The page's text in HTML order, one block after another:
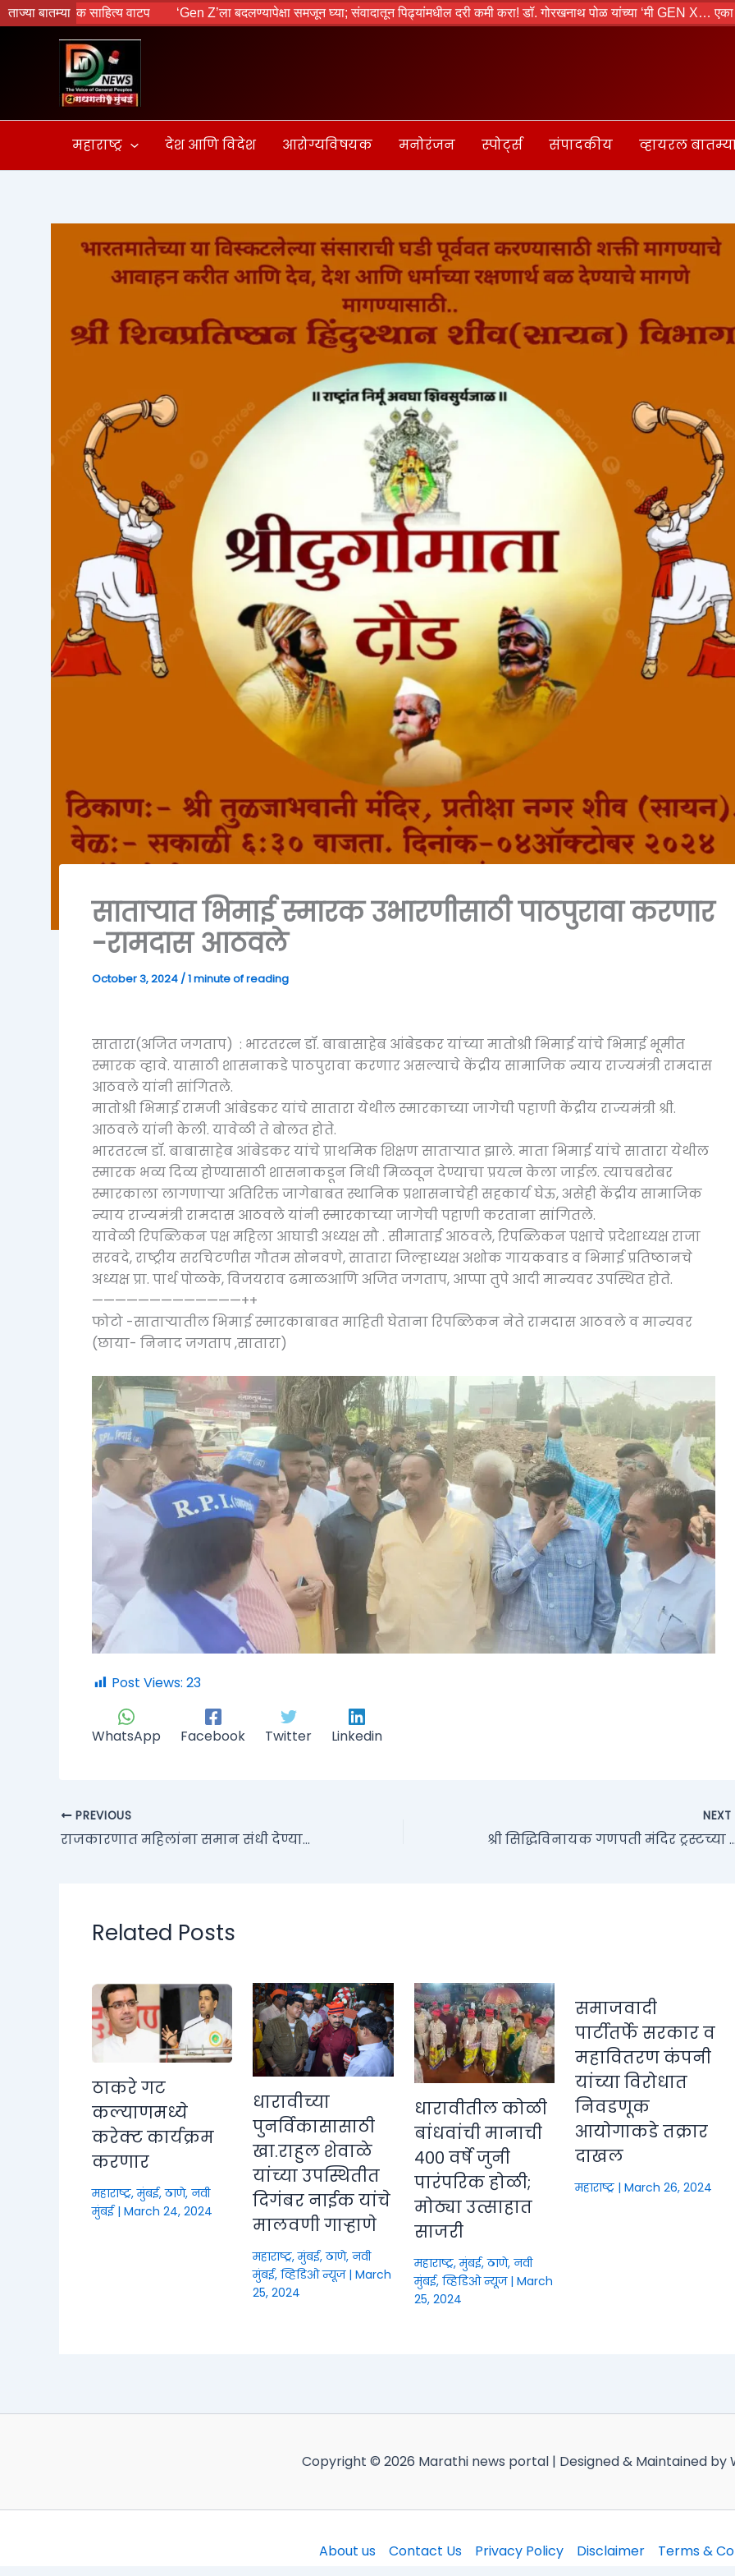
ताज्या बातम्या
साहित्य वाटप ‘Gen Z’ला बदलण्यापेक्षा समजून घ्या; संवादातून पिढ्यांमधील दरी कमी करा! डॉ. गोरखनाथ पोळ यांच्या ‘मी GEN X… एका Gen Z चा
Skip
to
महाराष्ट्र देश आणि विदेश आरोग्यविषयक मनोरंजन स्पोर्ट्स संपादकीय व्हायरल
साताऱ्यात भिमाई स्मारक उभारणीसाठी पाठपुरावा करणार
-रामदास आठवले
October 3, 2024 /1 minute of reading
सातारा(अजित जगताप) : भारतरत्न डॉ. बाबासाहेब आंबेडकर यांच्या मातोश्री भिमाई यांचे भिमाई भूमीत
स्मारक व्हावे. यासाठी शासनाकडे पाठपुरावा करणार असल्याचे केंद्रीय सामाजिक न्याय राज्यमंत्री रामदास
आठवले यांनी सांगितले.
मातोश्री भिमाई रामजी आंबेडकर यांचे सातारा येथील स्मारकाच्या जागेची पहाणी केंद्रीय राज्यमंत्री श्री.
आठवले यांनी केली. यावेळी ते बोलत होते.
भारतरत्न डॉ. बाबासाहेब आंबेडकर यांचे प्राथमिक शिक्षण साताऱ्यात झाले. माता भिमाई यांचे सातारा येथील
स्मारक भव्य दिव्य होण्यासाठी शासनाकडून निधी मिळवून देण्याचा प्रयत्न केला जाईल. त्याचबरोबर
स्मारकाला लागणाऱ्या अतिरिक्त जागेबाबत स्थानिक प्रशासनाचेही सहकार्य घेऊ, असेही केंद्रीय सामाजिक
न्याय राज्यमंत्री रामदास आठवले यांनी स्मारकाच्या जागेची पहाणी करताना सांगितले.
यावेळी रिपब्लिकन पक्ष महिला आघाडी अध्यक्ष सौ . सीमाताई आठवले, रिपब्लिकन पक्षाचे प्रदेशाध्यक्ष राजा
सरवदे, राष्ट्रीय सरचिटणीस गौतम सोनवणे, सातारा जिल्हाध्यक्ष अशोक गायकवाड व भिमाई प्रतिष्ठानचे
अध्यक्ष प्रा. पार्थ पोळके, विजयराव ढमाळआणि अजित जगताप, आप्पा तुपे आदी मान्यवर उपस्थित होते.
—————————————++
फोटो -साताऱ्यातील भिमाई स्मारकाबाबत माहिती घेताना रिपब्लिकन नेते रामदास आठवले व मान्यवर
(छाया- निनाद जगताप ,सातारा)
Post Views: 23
WhatsApp Facebook Twitter Linkedin
PREVIOUS
राजकारणात महिलांना समान संधी देण्यासाठी काँग्रेसचा प्रयत्न- खा. वर्षा गायकवाड
NEXT
श्री सिद्धिविनायक गणपती मंदिर ट्रस्टच्या कोषाध्यक्षपदाचा कार्यभार आचार्य पवन त्रिपाठीकडे
Related Posts
ठाकरे गट
कल्याणमध्ये
करेक्ट कार्यक्रम
करणार
महाराष्ट्र,मुंबई, ठाणे, नवी
मुंबई| March 24, 2024
धारावीच्या
पुनर्विकासासाठी
खा.राहुल शेवाळे
यांच्या उपस्थितीत
दिगंबर नाईक यांचे
मालवणी गाऱ्हाणे
महाराष्ट्र,मुंबई, ठाणे, नवी
मुंबई,व्हिडिओ न्यूज|March
25, 2024
धारावीतील कोळी
बांधवांची मानाची
४०० वर्षे जुनी
पारंपरिक होळी;
मोठ्या उत्साहात
साजरी
महाराष्ट्र,मुंबई, ठाणे, नवी
मुंबई, व्हिडिओ न्यूज| March
25, 2024
समाजवादी
पार्टीतर्फे सरकार व
महावितरण कंपनी
यांच्या विरोधात
निवडणूक
आयोगाकडे तक्रार
दाखल
महाराष्ट्र| March 26, 2024
Copyright © 2026 Marathi news portal | Designed & Maintained by
About us Contact Us Privacy Policy Disclaimer Terms &